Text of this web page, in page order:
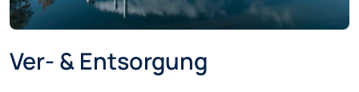
Ver- & Entsorgung